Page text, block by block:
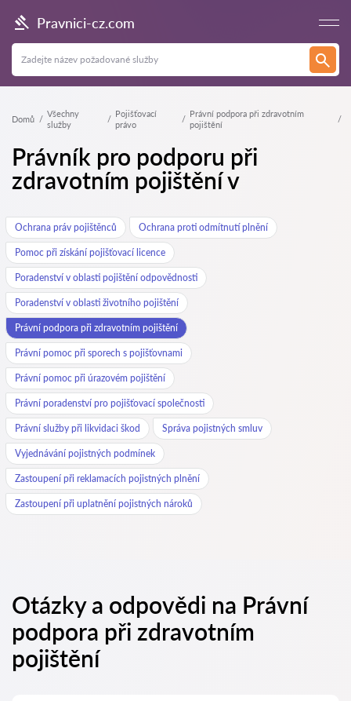
Pravnici-cz.com
Domů
Všechny
služby
Pojišťovací
právo
Právní podpora při zdravotním
pojištění
Právník pro podporu při
zdravotním pojištění v
Ochrana práv pojištěnců Ochrana proti odmítnutí plnění
Pomoc při získání pojišťovací licence
Poradenství v oblasti pojištění odpovědnosti
Poradenství v oblasti životního pojištění
Právní podpora při zdravotním pojištění
Právní pomoc při sporech s pojišťovnami
Právní pomoc při úrazovém pojištění
Právní poradenství pro pojišťovací společnosti
Právní služby při likvidaci škod Správa pojistných smluv
Vyjednávání pojistných podmínek
Zastoupení při reklamacích pojistných plnění
Zastoupení při uplatnění pojistných nároků
Otázky a odpovědi na Právní
podpora při zdravotním
pojištění